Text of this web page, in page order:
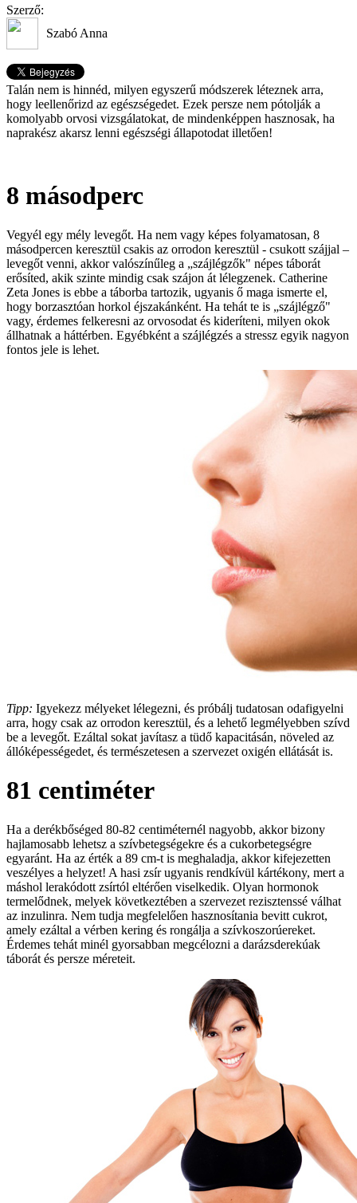
Szerző:
Szabó Anna
Talán nem is hinnéd, milyen egyszerű módszerek léteznek arra,
hogy leellenőrizd az egészségedet. Ezek persze nem pótolják a
komolyabb orvosi vizsgálatokat, de mindenképpen hasznosak, ha
naprakész akarsz lenni egészségi állapotodat illetően!
8 másodperc
Vegyél egy mély levegőt. Ha nem vagy képes folyamatosan, 8
másodpercen keresztül csakis az orrodon keresztül - csukott szájjal –
levegőt venni, akkor valószínűleg a „szájlégzők" népes táborát
erősíted, akik szinte mindig csak szájon át lélegzenek. Catherine
Zeta Jones is ebbe a táborba tartozik, ugyanis ő maga ismerte el,
hogy borzasztóan horkol éjszakánként. Ha tehát te is „szájlégző"
vagy, érdemes felkeresni az orvosodat és kideríteni, milyen okok
állhatnak a háttérben. Egyébként a szájlégzés a stressz egyik nagyon
fontos jele is lehet.
Tipp: Igyekezz mélyeket lélegezni, és próbálj tudatosan odafigyelni
arra, hogy csak az orrodon keresztül, és a lehető legmélyebben szívd
be a levegőt. Ezáltal sokat javítasz a tüdő kapacitásán, növeled az
állóképességedet, és természetesen a szervezet oxigén ellátását is.
81 centiméter
Ha a derékbőséged 80-82 centiméternél nagyobb, akkor bizony
hajlamosabb lehetsz a szívbetegségekre és a cukorbetegségre
egyaránt. Ha az érték a 89 cm-t is meghaladja, akkor kifejezetten
veszélyes a helyzet! A hasi zsír ugyanis rendkívül kártékony, mert a
máshol lerakódott zsírtól eltérően viselkedik. Olyan hormonok
termelődnek, melyek következtében a szervezet rezisztenssé válhat
az inzulinra. Nem tudja megfelelően hasznosítania bevitt cukrot,
amely ezáltal a vérben kering és rongálja a szívkoszorúereket.
Érdemes tehát minél gyorsabban megcélozni a darázsderekúak
táborát és persze méreteit.